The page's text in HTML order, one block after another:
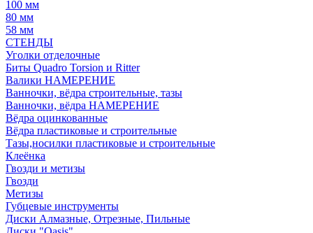
100 мм
80 мм
58 мм
СТЕНДЫ
Уголки отделочные
Биты Quadro Torsion и Ritter
Валики НАМЕРЕНИЕ
Ванночки, вёдра строительные, тазы
Ванночки, вёдра НАМЕРЕНИЕ
Вёдра оцинкованные
Вёдра пластиковые и строительные
Тазы,носилки пластиковые и строительные
Клеёнка
Гвозди и метизы
Гвозди
Метизы
Губцевые инструменты
Диски Алмазные, Отрезные, Пильные